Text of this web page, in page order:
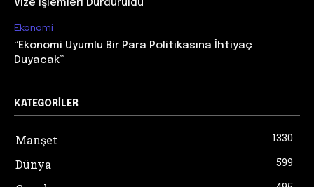
Vize İşlemleri Durduruldu
Ekonomi
“Ekonomi Uyumlu Bir Para Politikasına İhtiyaç
Duyacak”
KATEGORILER
Manşet 1330
Dünya 599